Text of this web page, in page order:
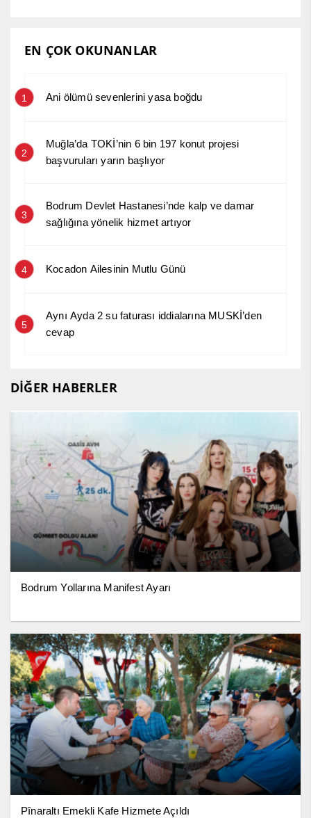
EN ÇOK OKUNANLAR
1 Ani ölümü sevenlerini yasa boğdu
2
Muğla’da TOKİ’nin 6 bin 197 konut projesi
başvuruları yarın başlıyor
3
Bodrum Devlet Hastanesi’nde kalp ve damar
sağlığına yönelik hizmet artıyor
4 Kocadon Ailesinin Mutlu Günü
5
Aynı Ayda 2 su faturası iddialarına MUSKİ’den
cevap
DİĞER HABERLER
Bodrum Yollarına Manifest Ayarı
Pînaraltı Emekli Kafe Hizmete Açıldı